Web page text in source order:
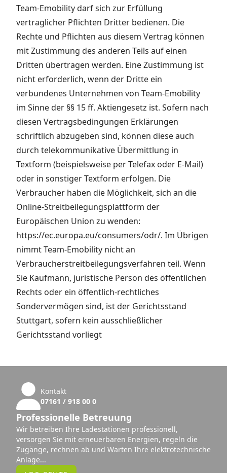
Team-Emobility darf sich zur Erfüllung
vertraglicher Pflichten Dritter bedienen. Die
Rechte und Pflichten aus diesem Vertrag können
mit Zustimmung des anderen Teils auf einen
Dritten übertragen werden. Eine Zustimmung ist
nicht erforderlich, wenn der Dritte ein
verbundenes Unternehmen von Team-Emobility
im Sinne der §§ 15 ff. Aktiengesetz ist. Sofern nach
diesen Vertragsbedingungen Erklärungen
schriftlich abzugeben sind, können diese auch
durch telekommunikative Übermittlung in
Textform (beispielsweise per Telefax oder E-Mail)
oder in sonstiger Textform erfolgen. Die
Verbraucher haben die Möglichkeit, sich an die
Online-Streitbeilegungsplattform der
Europäischen Union zu wenden:
https://ec.europa.eu/consumers/odr/. Im Übrigen
nimmt Team-Emobility nicht an
Verbraucherstreitbeilegungsverfahren teil. Wenn
Sie Kaufmann, juristische Person des öffentlichen
Rechts oder ein öffentlich-rechtliches
Sondervermögen sind, ist der Gerichtsstand
Stuttgart, sofern kein ausschließlicher
Gerichtsstand vorliegt
Kontakt
07161 / 918 00 0
Professionelle Betreuung
Wir betreiben Ihre Ladestationen professionell,
versorgen Sie mit erneuerbaren Energien, regeln die
Zugänge, rechnen ab und Warten Ihre elektrotechnische
Anlage...